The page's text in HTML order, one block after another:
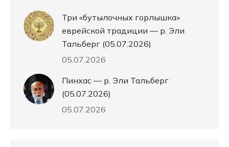
Три «бутылочных горлышка»
еврейской традиции — р. Эли
Тальберг (05.07.2026)
05.07.2026
Пинхас — р. Эли Тальберг
(05.07.2026)
05.07.2026